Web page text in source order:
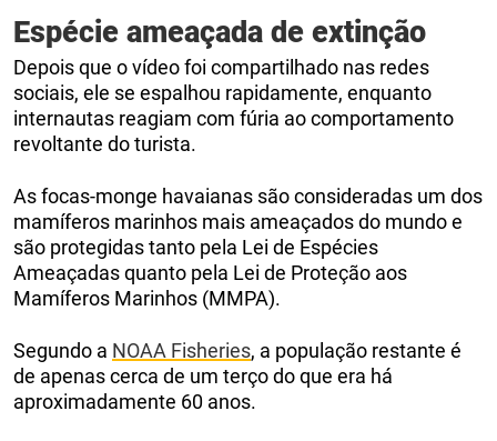
Espécie ameaçada de extinção
Depois que o vídeo foi compartilhado nas redes
sociais, ele se espalhou rapidamente, enquanto
internautas reagiam com fúria ao comportamento
revoltante do turista.
As focas-monge havaianas são consideradas um dos
mamíferos marinhos mais ameaçados do mundo e
são protegidas tanto pela Lei de Espécies
Ameaçadas quanto pela Lei de Proteção aos
Mamíferos Marinhos (MMPA).
Segundo a NOAA Fisheries, a população restante é
de apenas cerca de um terço do que era há
aproximadamente 60 anos.